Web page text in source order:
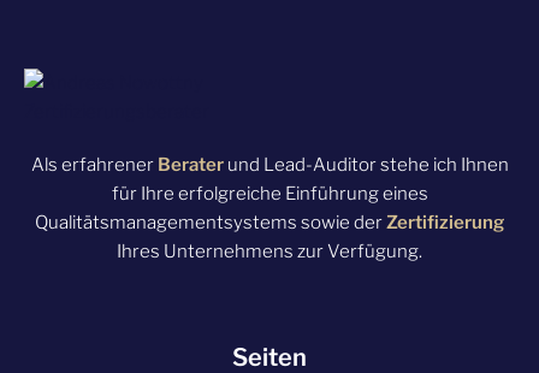
Als erfahrener Beraterund Lead-Auditor stehe ich Ihnen
für Ihre erfolgreiche Einführung eines
Qualitätsmanagementsystems sowie derZertifizierung
Ihres Unternehmens zur Verfügung.
Seiten